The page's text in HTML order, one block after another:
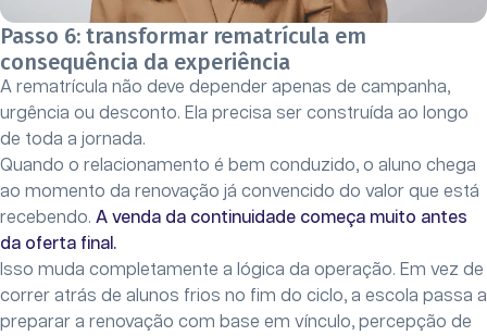
Passo 6: transformar rematrícula em
consequência da experiência
A rematrícula não deve depender apenas de campanha,
urgência ou desconto. Ela precisa ser construída ao longo
de toda a jornada.
Quando o relacionamento é bem conduzido, o aluno chega
ao momento da renovação já convencido do valor que está
recebendo. A venda da continuidade começa muito antes
da oferta final.
Isso muda completamente a lógica da operação. Em vez de
correr atrás de alunos frios no fim do ciclo, a escola passa a
preparar a renovação com base em vínculo, percepção de